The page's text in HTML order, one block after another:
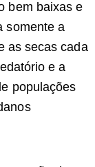
bem baixas e
somente a
as secas cada
e a
populações